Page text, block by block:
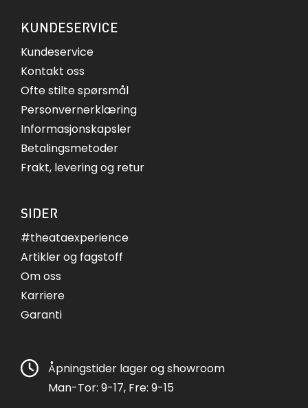
KUNDESERVICE
Kundeservice
Kontakt oss
Ofte stilte spørsmål
Personvernerklæring
Informasjonskapsler
Betalingsmetoder
Frakt, levering og retur
SIDER
#theataexperience
Artikler og fagstoff
Om oss
Karriere
Garanti
Åpningstider lager og showroom
Man-Tor: 9-17, Fre: 9-15